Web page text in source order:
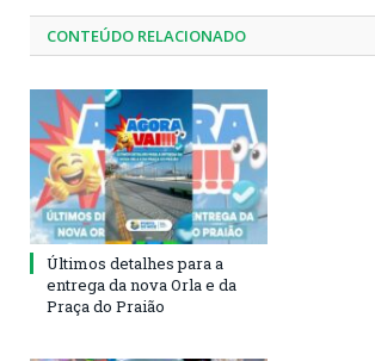
CONTEÚDO RELACIONADO
Últimos detalhes para a
entrega da nova Orla e da
Praça do Praião